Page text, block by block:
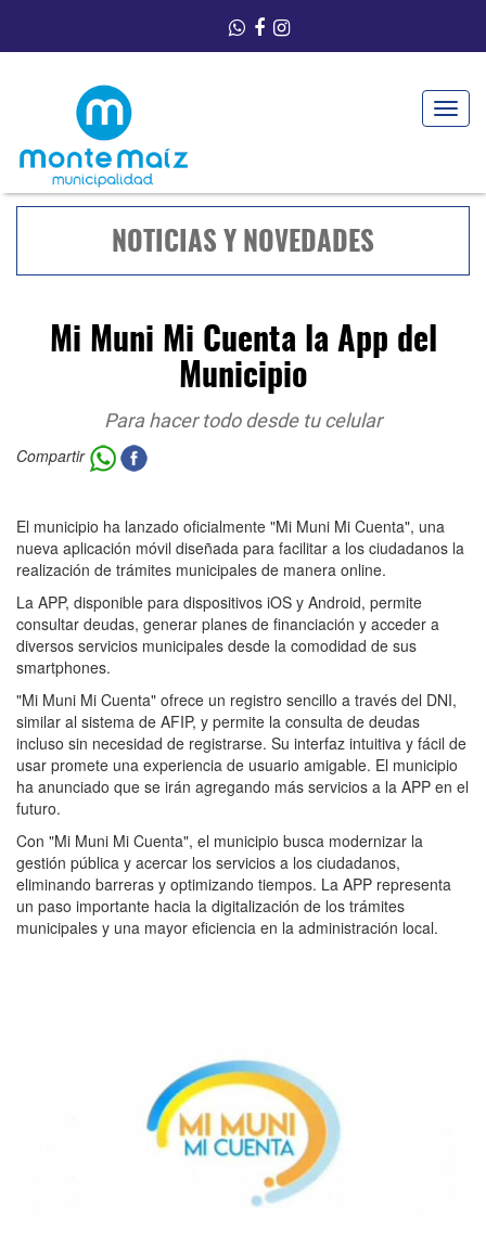
Toggle
NOTICIAS Y NOVEDADES
Mi Muni Mi Cuenta la App del
Municipio
Para hacer todo desde tu celular
Compartir
El municipio ha lanzado oficialmente "Mi Muni Mi Cuenta", una
nueva aplicación móvil diseñada para facilitar a los ciudadanos la
realización de trámites municipales de manera online.
La APP, disponible para dispositivos iOS y Android, permite
consultar deudas, generar planes de financiación y acceder a
diversos servicios municipales desde la comodidad de sus
smartphones.
"Mi Muni Mi Cuenta" ofrece un registro sencillo a través del DNI,
similar al sistema de AFIP, y permite la consulta de deudas
incluso sin necesidad de registrarse. Su interfaz intuitiva y fácil de
usar promete una experiencia de usuario amigable. El municipio
ha anunciado que se irán agregando más servicios a la APP en el
futuro.
Con "Mi Muni Mi Cuenta", el municipio busca modernizar la
gestión pública y acercar los servicios a los ciudadanos,
eliminando barreras y optimizando tiempos. La APP representa
un paso importante hacia la digitalización de los trámites
municipales y una mayor eficiencia en la administración local.